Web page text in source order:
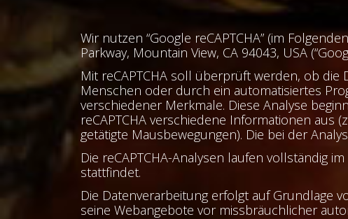
Wir nutzen “Google reCAPTCHA” (im
Parkway, Mountain View, CA 94043, USA
Mit reCAPTCHA soll überprüft werden, ob
Menschen oder durch ein automatisiertes
verschiedener Merkmale. Diese Analyse
reCAPTCHA verschiedene Informationen aus
getätigte Mausbewegungen). Die bei der
Die reCAPTCHA-Analysen laufen vollständig
stattfindet.
Die Datenverarbeitung erfolgt auf Grundlage
seine Webangebote vor missbräuchlicher